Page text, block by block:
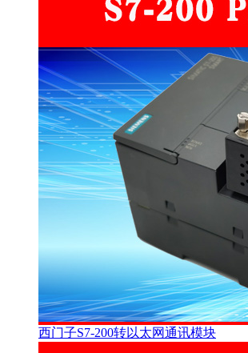
西门子S7-200转以太网通讯模块